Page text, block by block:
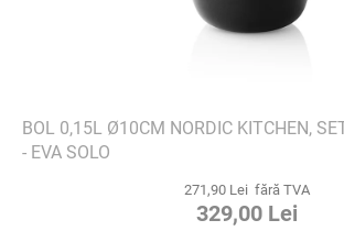
BOL 0,15L Ø10CM NORDIC KITCHEN,
- EVA SOLO
271,90 Lei fără TVA
329,00 Lei